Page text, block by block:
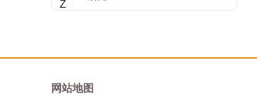
Z
宝沃
网站地图